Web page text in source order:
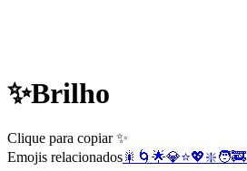
✨Brilho
Clique para copiar ✨
Emojis relacionados🎇 🌀 🌟💎⭐💖❇️🧑‍🚒